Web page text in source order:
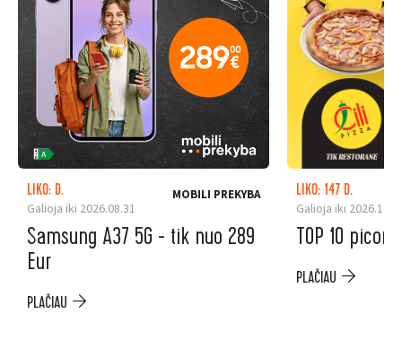
LIKO: D.
Galioja iki 2026.08.31
MOBILI PREKYBA
Samsung A37 5G - tik nuo 289
Eur
PLAČIAU
LIKO: 147 D.
Galioja iki
TOP 10
PLAČIAU